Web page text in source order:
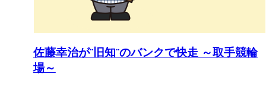
佐藤幸治が¨旧知¨のバンクで快走 ～取手競輪
場～